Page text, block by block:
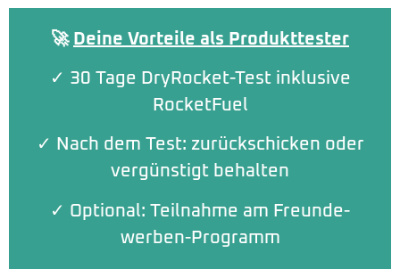
🚀 Deine Vorteile als Produkttester
✓ 30 Tage DryRocket-Test inklusive
RocketFuel
✓ Nach dem Test: zurückschicken oder
vergünstigt behalten
✓ Optional: Teilnahme am Freunde-
werben-Programm